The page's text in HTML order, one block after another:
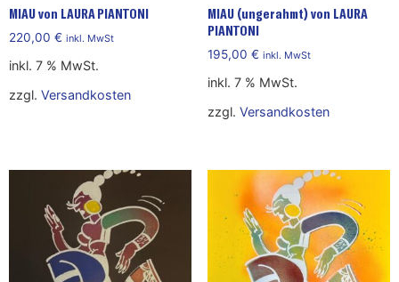
MIAU von LAURA PIANTONI
220,00 € inkl. MwSt
inkl. 7 % MwSt.
zzgl. Versandkosten
MIAU (ungerahmt) von LAURA
PIANTONI
195,00 € inkl. MwSt
inkl. 7 % MwSt.
zzgl. Versandkosten